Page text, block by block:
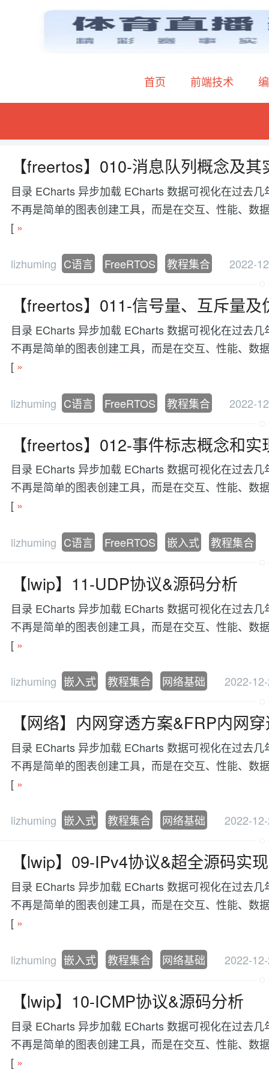
首页 前端技术
【freertos】010-消息队列概念及
目录 ECharts 异步加载 ECharts 数据可视化在过去
不再是简单的图表创建工具，而是在交互、性能、数
[ »
lizhuming C语言 FreeRTOS 教程集合 2022-
【freertos】011-信号量、互斥量
目录 ECharts 异步加载 ECharts 数据可视化在过去
不再是简单的图表创建工具，而是在交互、性能、数
[ »
lizhuming C语言 FreeRTOS 教程集合 2022-
【freertos】012-事件标志概念和实
目录 ECharts 异步加载 ECharts 数据可视化在过去
不再是简单的图表创建工具，而是在交互、性能、数
[ »
lizhuming C语言 FreeRTOS 嵌入式 教程集合
【lwip】11-UDP协议&源码分析
目录 ECharts 异步加载 ECharts 数据可视化在过去
不再是简单的图表创建工具，而是在交互、性能、数
[ »
lizhuming 嵌入式 教程集合 网络基础 2022-
【网络】内网穿透方案&FRP内网
目录 ECharts 异步加载 ECharts 数据可视化在过去
不再是简单的图表创建工具，而是在交互、性能、数
[ »
lizhuming 嵌入式 教程集合 网络基础 2022-
【lwip】09-IPv4协议&超全源码实
目录 ECharts 异步加载 ECharts 数据可视化在过去
不再是简单的图表创建工具，而是在交互、性能、数
[ »
lizhuming 嵌入式 教程集合 网络基础 2022-
【lwip】10-ICMP协议&源码分析
目录 ECharts 异步加载 ECharts 数据可视化在过去
不再是简单的图表创建工具，而是在交互、性能、数
[ »